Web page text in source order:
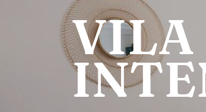
VILA